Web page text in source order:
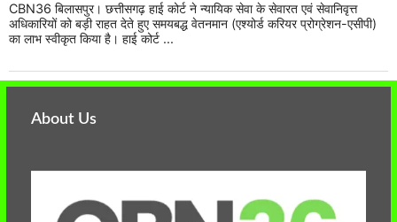
CBN36 बिलासपुर। छत्तीसगढ़ हाई कोर्ट ने न्यायिक सेवा के सेवारत एवं सेवानिवृत्त
अधिकारियों को बड़ी राहत देते हुए समयबद्ध वेतनमान (एश्योर्ड करियर प्रोग्रेशन-एसीपी)
का लाभ स्वीकृत किया है। हाई कोर्ट ...
About Us